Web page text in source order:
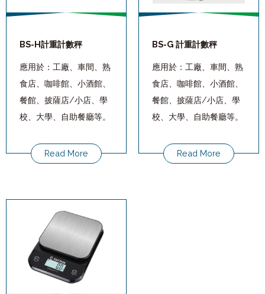
BS-H計重計數秤
應用於：工廠、車間、熟
食店、咖啡館、小酒館、
餐館、披薩店/小店、學
校、大學、自助餐廳等。
Read More
BS-G 計重計數秤
應用於：工廠、車間、熟
食店、咖啡館、小酒館、
餐館、披薩店/小店、學
校、大學、自助餐廳等。
Read More